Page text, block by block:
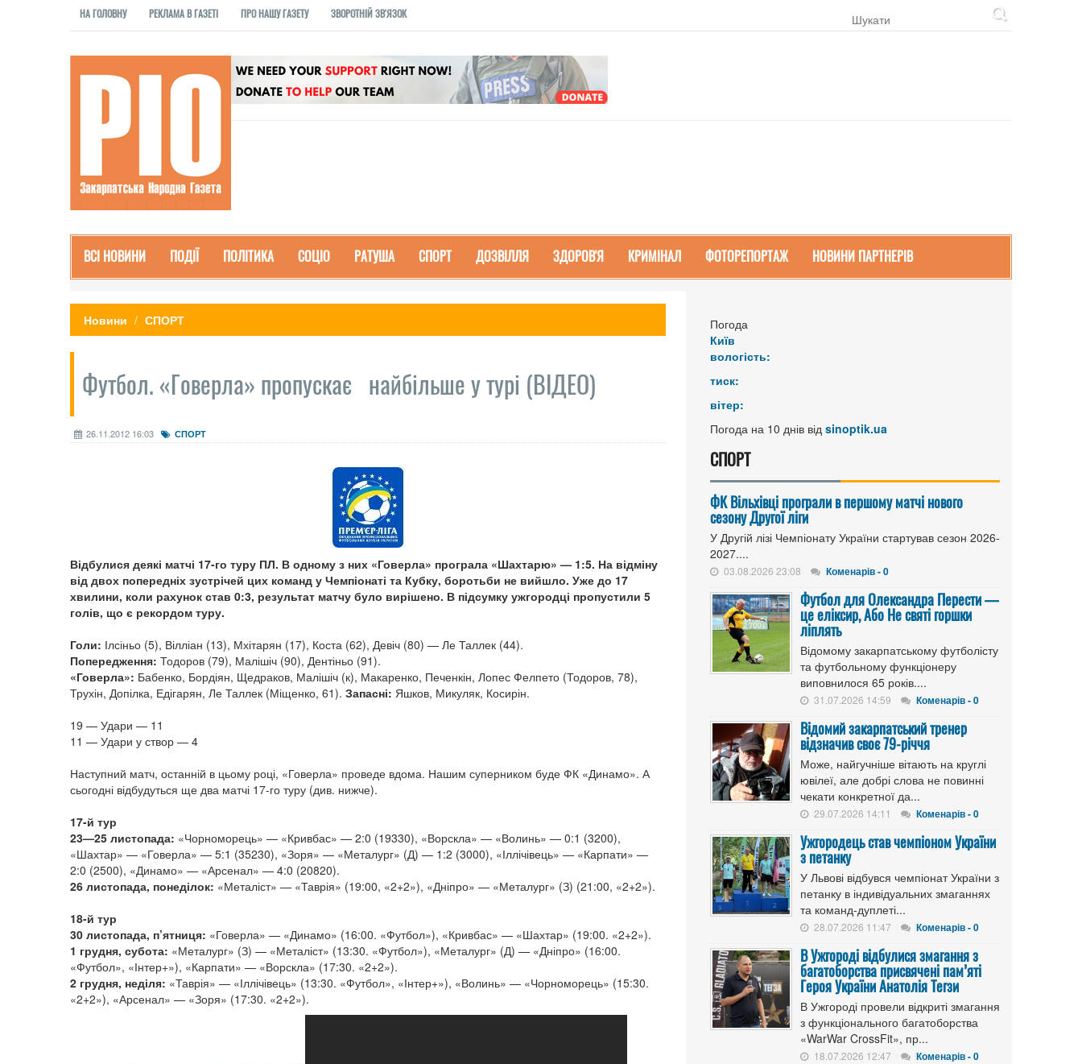
НА ГОЛОВНУ РЕКЛАМА В ГАЗЕТІ ПРО НАШУ ГАЗЕТУ ЗВОРОТНІЙ ЗВ'ЯЗОК
ВСІ НОВИНИ ПОДІЇ ПОЛІТИКА СОЦІО РАТУША СПОРТ ДОЗВІЛЛЯ ЗДОРОВ'Я КРИМІНАЛ ФОТОРЕПОРТАЖ НОВИНИ ПАРТНЕРІВ
Новини СПОРТ
Футбол. «Говерла» пропускає найбільше у турі (ВІДЕО)
26.11.2012 16:03 СПОРТ
Відбулися деякі матчі 17-го туру ПЛ. В одному з них «Говерла» програла «Шахтарю» — 1:5. На відміну
від двох попередніх зустрічей цих команд у Чемпіонаті та Кубку, боротьби не вийшло. Уже до 17
хвилини, коли рахунок став 0:3, результат матчу було вирішено. В підсумку ужгородці пропустили 5
голів, що є рекордом туру.
Голи: Ілсіньо (5), Вілліан (13), Мхітарян (17), Коста (62), Девіч (80) — Ле Таллек (44).
Попередження: Тодоров (79), Малішіч (90), Дентіньо (91).
«Говерла»: Бабенко, Бордіян, Щедраков, Малішіч (к), Макаренко, Печенкін, Лопес Фелпето (Тодоров, 78),
Трухін, Допілка, Едігарян, Ле Таллек (Міщенко, 61). Запасні: Яшков, Микуляк, Косирін.
19 — Удари — 11
11 — Удари у створ — 4
Наступний матч, останній в цьому році, «Говерла» проведе вдома. Нашим суперником буде ФК «Динамо». А
сьогодні відбудуться ще два матчі 17-го туру (див. нижче).
17-й тур
23—25 листопада: «Чорноморець» — «Кривбас» — 2:0 (19330), «Ворскла» — «Волинь» — 0:1 (3200),
«Шахтар» — «Говерла» — 5:1 (35230), «Зоря» — «Металург» (Д) — 1:2 (3000), «Іллічівець» — «Карпати» —
2:0 (2500), «Динамо» — «Арсенал» — 4:0 (20820).
26 листопада, понеділок: «Металіст» — «Таврія» (19:00, «2+2»), «Дніпро» — «Металург» (З) (21:00, «2+2»).
18-й тур
30 листопада, п’ятниця: «Говерла» — «Динамо» (16:00. «Футбол»), «Кривбас» — «Шахтар» (19:00. «2+2»).
1 грудня, субота: «Металург» (З) — «Металіст» (13:30. «Футбол»), «Металург» (Д) — «Дніпро» (16:00.
«Футбол», «Інтер+»), «Карпати» — «Ворскла» (17:30. «2+2»).
2 грудня, неділя: «Таврія» — «Іллічівець» (13:30. «Футбол», «Інтер+»), «Волинь» — «Чорноморець» (15:30.
«2+2»), «Арсенал» — «Зоря» (17:30. «2+2»).
Погода
Київ
вологість:
тиск:
вітер:
Погода на 10 днів від sinoptik.ua
СПОРТ
ФК Вільхівці програли в першому матчі нового
сезону Другої ліги
У Другій лізі Чемпіонату України стартував сезон 2026-
2027....
03.08.2026 23:08 Коменарів - 0
Футбол для Олександра Перести —
це еліксир, Або Не святі горшки
ліплять
Відомому закарпатському футболісту
та футбольному функціонеру
виповнилося 65 років....
31.07.2026 14:59 Коменарів - 0
Відомий закарпатський тренер
відзначив своє 79-річчя
Може, найгучніше вітають на круглі
ювілеї, але добрі слова не повинні
чекати конкретної да...
29.07.2026 14:11 Коменарів - 0
Ужгородець став чемпіоном України
з петанку
У Львові відбувся чемпіонат України з
петанку в індивідуальних змаганнях
та команд-дуплеті...
28.07.2026 11:47 Коменарів - 0
В Ужгороді відбулися змагання з
багатоборства присвячені пам’яті
Героя України Анатолія Тегзи
В Ужгороді провели відкриті змагання
з функціонального багатоборства
«WarWar CrossFit», пр...
18.07.2026 12:47 Коменарів - 0